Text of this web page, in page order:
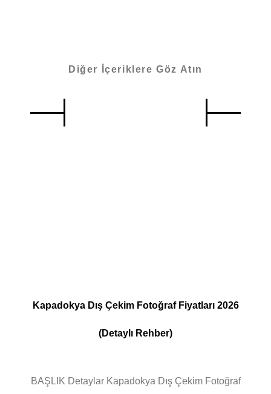
Diğer İçeriklere Göz Atın
Kapadokya Dış Çekim Fotoğraf Fiyatları 2026
(Detaylı Rehber)
BAŞLIK Detaylar Kapadokya Dış Çekim Fotoğraf